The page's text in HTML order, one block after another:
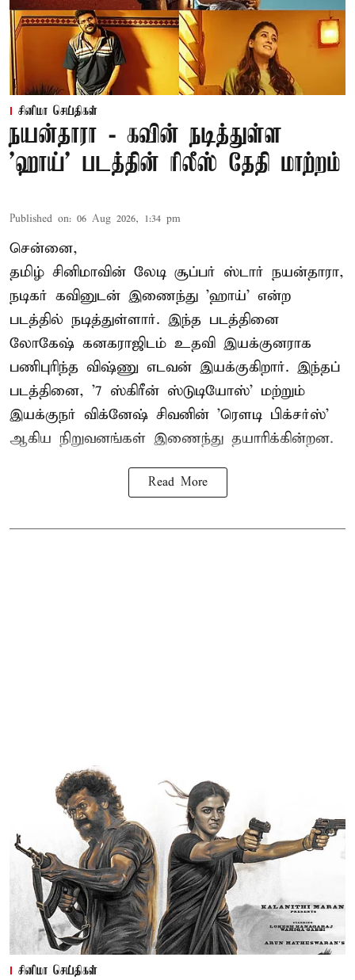
சினிமா செய்திகள்
நயன்தாரா - கவின் நடித்துள்ள
'ஹாய்' படத்தின் ரிலீஸ் தேதி மாற்றம்
Published on: 06 Aug 2026, 1:34 pm
சென்னை,
தமிழ் சினிமாவின் லேடி சூப்பர் ஸ்டார் நயன்தாரா,
நடிகர் கவினுடன் இணைந்து 'ஹாய்' என்ற
படத்தில் நடித்துள்ளார். இந்த படத்தினை
லோகேஷ் கனகராஜிடம் உதவி இயக்குனராக
பணிபுரிந்த விஷ்ணு எடவன் இயக்குகிறார். இந்தப்
படத்தினை, '7 ஸ்கிரீன் ஸ்டுடியோஸ்' மற்றும்
இயக்குநர் விக்னேஷ் சிவனின் 'ரௌடி பிக்சர்ஸ்'
ஆகிய நிறுவனங்கள் இணைந்து தயாரிக்கின்றன.
Read More
சினிமா செய்திகள்